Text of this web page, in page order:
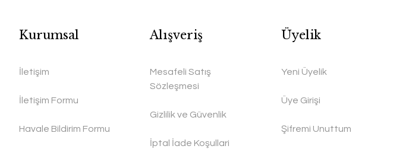
Kurumsal
İletişim
İletişim Formu
Havale Bildirim Formu
Alışveriş
Mesafeli Satış
Sözleşmesi
Gizlilik ve Güvenlik
İptal İade Koşullari
Üyelik
Yeni Üyelik
Üye Girişi
Şifremi Unuttum